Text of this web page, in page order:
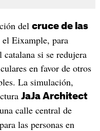
del cruce de las
el Eixample, para
si se redujera
en favor de otros
La simulación,
JaJa Architect
calle central de
las personas en